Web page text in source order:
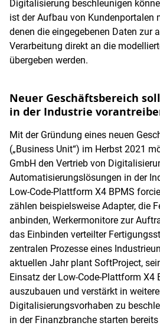
Digitalisierung beschleunigen
ist der Aufbau von Kundenportalen
denen die eingegebenen Daten zur
Verarbeitung direkt an die
übergeben werden.
Neuer Geschäftsbereich
in der Industrie
Mit der Gründung eines neuen
(„Business Unit“) im Herbst 2021
GmbH den Vertrieb von
Automatisierungslösungen in der
Low-Code-Plattform X4 BPMS
zählen beispielsweise Adapter, die
anbinden, Werkermonitore zur
das Einbinden verteilter
zentralen Prozesse eines
aktuellen Jahr plant SoftProject,
Einsatz der Low-Code-Plattform X4
auszubauen und verstärkt in
Digitalisierungsvorhaben zu
in der Finanzbranche starten